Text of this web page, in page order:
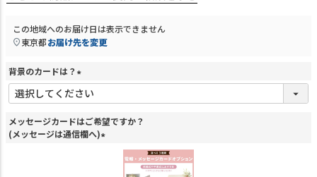
この地域へのお届け日は表示できません
東京都お届け先を変更
背景のカードは？
(
必
)
メッセージカードはご希望ですか？
(メッセージは通信欄へ)